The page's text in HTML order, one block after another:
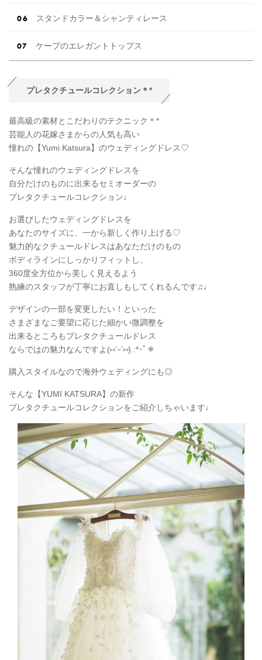
スタンドカラー＆シャンティレース
ケープのエレガントトップス
プレタクチュールコレクション＊*
最高級の素材とこだわりのテクニック＊*
芸能人の花嫁さまからの人気も高い
憧れの【Yumi Katsura】のウェディングドレス♡
そんな憧れのウェディングドレスを
自分だけのものに出来るセミオーダーの
プレタクチュールコレクション♩
お選びしたウェディングドレスを
あなたのサイズに、一から新しく作り上げる♡
魅力的なクチュールドレスはあなただけのもの
ボディラインにしっかりフィットし、
360度全方位から美しく見えるよう
熟練のスタッフが丁寧にお直しもしてくれるんです♫♩
デザインの一部を変更したい！といった
さまざまなご要望に応じた細かい微調整を
出来るところもプレタクチュールドレス
ならではの魅力なんですよ(⑅ˊᵕˋ⑅).:*･ﾟ＊
購入スタイルなので海外ウェディングにも◎
そんな【YUMI KATSURA】の新作
プレタクチュールコレクションをご紹介しちゃいます♩